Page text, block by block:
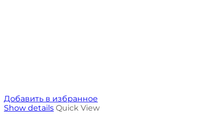
Добавить в избранное
Show details Quick View